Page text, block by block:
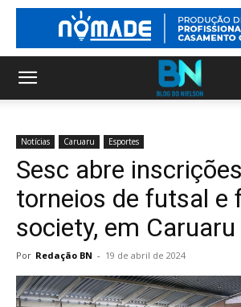
Notícias Caruaru Esportes
Sesc abre
torneios de futsal e
society, em Caruaru
Por Redação BN - 19 de abril de 2024